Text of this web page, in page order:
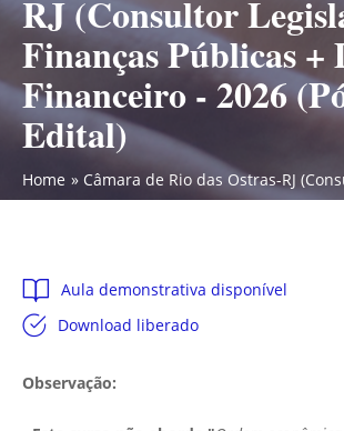
RJ (Consultor
Finanças Públicas +
Financeiro - 2026
Edital)
Home Câmara de Rio das Ostras-RJ
Aula demonstrativa disponível
Download liberado
Observação: